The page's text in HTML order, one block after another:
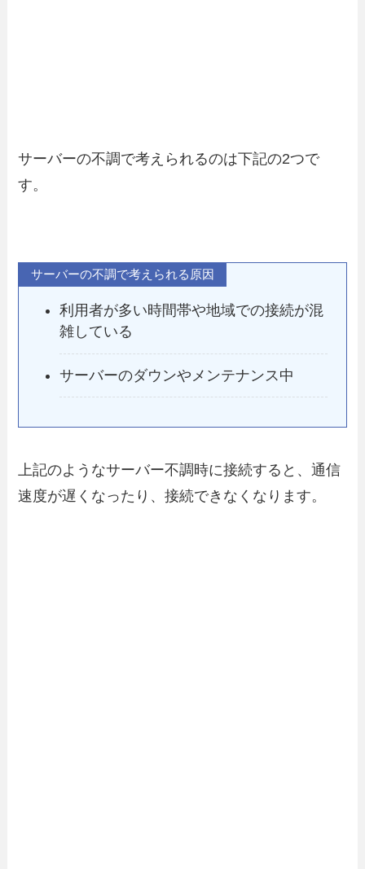
サーバーの不調で考えられるのは下記の2つで
す。
サーバーの不調で考えられる原因
利用者が多い時間帯や地域での接続が混
雑している
サーバーのダウンやメンテナンス中
上記のようなサーバー不調時に接続すると、通信
速度が遅くなったり、接続できなくなります。